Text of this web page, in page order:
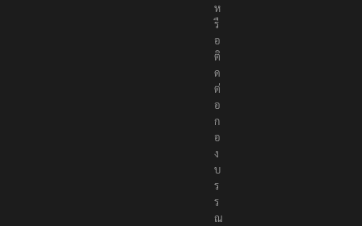
ห
รื
อ
ติ
ด
ต่
อ
ก
อ
ง
บ
ร
ร
ณ